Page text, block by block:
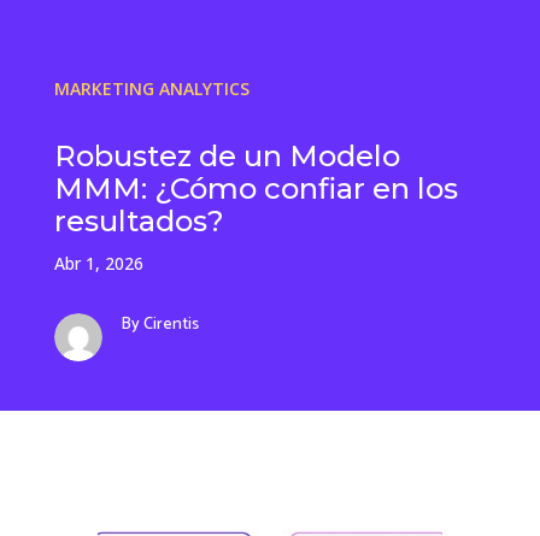
MARKETING ANALYTICS
Robustez de un Modelo
MMM: ¿Cómo confiar en los
resultados?
Abr 1, 2026
By Cirentis